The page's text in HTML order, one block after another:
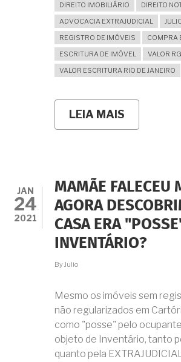
DIREITO IMOBILIÁRIO
DIREITO
ADVOCACIA EXTRAJUDICIAL
REGISTRO DE IMÓVEIS
COMPRA
ESCRITURA DE IMÓVEL
VALOR
VALOR ESCRITURA RIO DE JANEIRO
LEIA MAIS
AFINAL
REGISTRO
SÃO
COISAS
JAN
24
2021
MAMÃE FALECEU
AGORA
CASA ERA
INVENTÁRIO?
ByJulio
Mesmo os imóveis sem
não regularizados em
como "posse" pelo
objeto de Inventário, tanto
quanto pela